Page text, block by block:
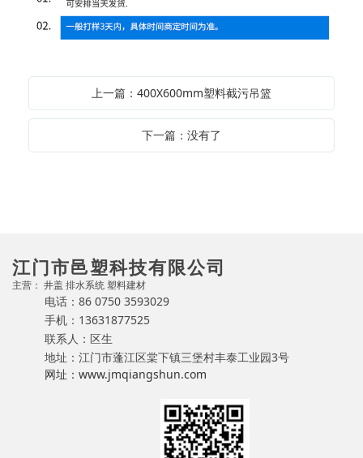
上一篇：400X600mm塑料截污吊篮
下一篇：没有了
江门市邑塑科技有限公司
主营： 井盖 排水系统 塑料建材
电话：86 0750 3593029
手机：13631877525
联系人：区生
地址：江门市蓬江区棠下镇三堡村丰泰工业园3号
网址：www.jmqiangshun.com